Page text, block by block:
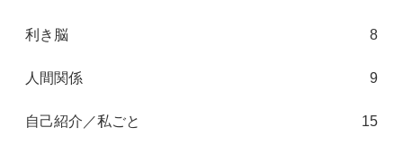
利き脳 8
人間関係 9
自己紹介／私ごと 15